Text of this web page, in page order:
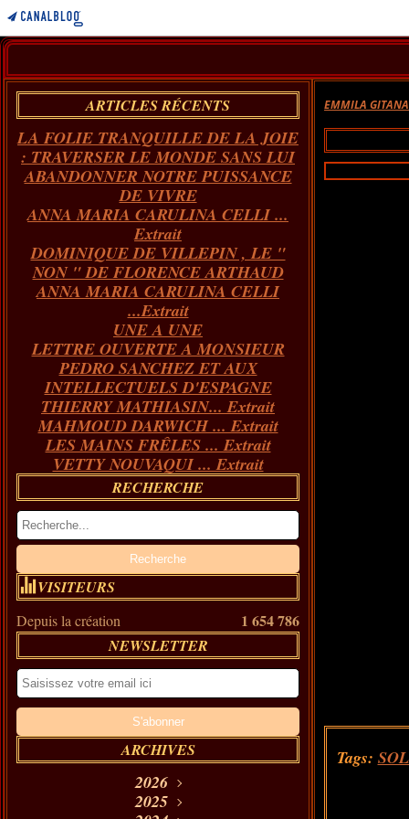
ARTICLES RÉCENTS
LA FOLIE TRANQUILLE DE LA JOIE
: TRAVERSER LE MONDE SANS LUI
ABANDONNER NOTRE PUISSANCE
DE VIVRE
ANNA MARIA CARULINA CELLI ...
Extrait
DOMINIQUE DE VILLEPIN , LE "
NON " DE FLORENCE ARTHAUD
ANNA MARIA CARULINA CELLI
...Extrait
UNE A UNE
LETTRE OUVERTE A MONSIEUR
PEDRO SANCHEZ ET AUX
INTELLECTUELS D'ESPAGNE
THIERRY MATHIASIN... Extrait
MAHMOUD DARWICH ... Extrait
LES MAINS FRÊLES ... Extrait
VETTY NOUVAQUI ... Extrait
RECHERCHE
VISITEURS
Depuis la création 1 654 786
NEWSLETTER
ARCHIVES
2026
Août(11)
2025
EMMILA GITANA
Tags: